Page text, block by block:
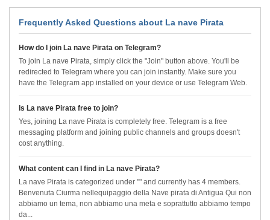
Frequently Asked Questions about La nave Pirata
How do I join La nave Pirata on Telegram?
To join La nave Pirata, simply click the "Join" button above. You'll be
redirected to Telegram where you can join instantly. Make sure you
have the Telegram app installed on your device or use Telegram Web.
Is La nave Pirata free to join?
Yes, joining La nave Pirata is completely free. Telegram is a free
messaging platform and joining public channels and groups doesn't
cost anything.
What content can I find in La nave Pirata?
La nave Pirata is categorized under "" and currently has 4 members.
Benvenuta Ciurma nellequipaggio della Nave pirata di Antigua Qui non
abbiamo un tema, non abbiamo una meta e soprattutto abbiamo tempo
da...